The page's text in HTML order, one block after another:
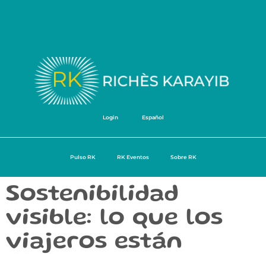
Login Español
Pulso RK RK Eventos Sobre RK
Sostenibilidad
visible: lo que los
viajeros están